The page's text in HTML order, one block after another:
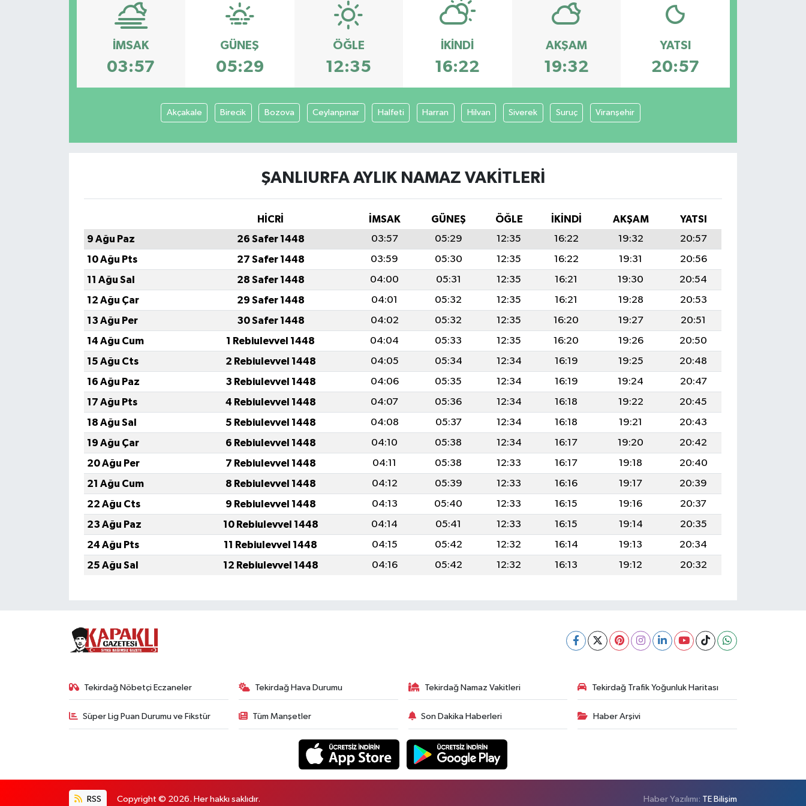
İMSAK
03:57
GÜNEŞ
05:29
ÖĞLE
12:35
İKINDI
16:22
AKŞAM
19:32
YATSI
20:57
Akçakale Birecik Bozova Ceylanpınar Halfeti Harran Hilvan Siverek Suruç Viranşehir
ŞANLIURFA AYLIK NAMAZ VAKITLERI
HİCRİ İMSAK GÜNEŞ ÖĞLE İKINDI AKŞAM
YATSI
9 Ağu Paz
26 Safer 1448 03:57 05:29 12:35 16:22 19:32
20:57
10 Ağu Pts
27 Safer 1448 03:59 05:30 12:35 16:22 19:31
20:56
11 Ağu Sal
28 Safer 1448 04:00 05:31 12:35 16:21 19:30
20:54
12 Ağu Çar
29 Safer 1448 04:01 05:32 12:35 16:21 19:28
20:53
13 Ağu Per
30 Safer 1448 04:02 05:32 12:35 16:20 19:27
20:51
14 Ağu Cum
1 Rebiulevvel 1448 04:04 05:33 12:35 16:20 19:26
20:50
15 Ağu Cts
2 Rebiulevvel 1448 04:05 05:34 12:34 16:19 19:25
20:48
16 Ağu Paz
3 Rebiulevvel 1448 04:06 05:35 12:34 16:19 19:24
20:47
17 Ağu Pts
4 Rebiulevvel 1448 04:07 05:36 12:34 16:18 19:22
20:45
18 Ağu Sal
5 Rebiulevvel 1448 04:08 05:37 12:34 16:18 19:21
20:43
19 Ağu Çar
6 Rebiulevvel 1448 04:10 05:38 12:34 16:17 19:20
20:42
20 Ağu Per
7 Rebiulevvel 1448 04:11 05:38 12:33 16:17 19:18
20:40
21 Ağu Cum
8 Rebiulevvel 1448 04:12 05:39 12:33 16:16 19:17
20:39
22 Ağu Cts
9 Rebiulevvel 1448 04:13 05:40 12:33 16:15 19:16
20:37
23 Ağu Paz
10 Rebiulevvel 1448 04:14 05:41 12:33 16:15 19:14
20:35
24 Ağu Pts
11 Rebiulevvel 1448 04:15 05:42 12:32 16:14 19:13
20:34
25 Ağu Sal
12 Rebiulevvel 1448 04:16 05:42 12:32 16:13 19:12 20:32
Tekirdağ Nöbetçi Eczaneler Tekirdağ Hava Durumu Tekirdağ Namaz Vakitleri Tekirdağ Trafik Yoğunluk Haritası
Süper Lig Puan Durumu ve Fikstür Tüm Manşetler Son Dakika Haberleri Haber Arşivi
RSS Copyright © 2026. Her hakkı saklıdır. Haber Yazılımı: TE Bilişim